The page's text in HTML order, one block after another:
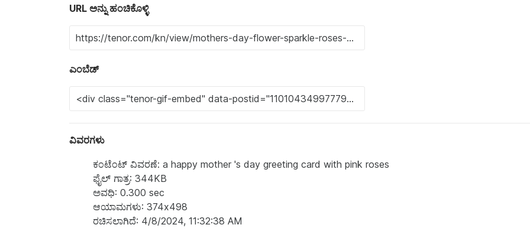
URL ಅನ್ನು ಹಂಚಿಕೊಳ್ಳಿ
ಎಂಬೆಡ್
ವಿವರಗಳು
ಕಂಟೆಂಟ್‌ ವಿವರಣೆ: a happy mother 's day greeting card with pink roses
ಫೈಲ್ ಗಾತ್ರ: 344KB
ಅವಧಿ: 0.300 sec
ಆಯಾಮಗಳು: 374x498
ರಚಿಸಲಾಗಿದೆ: 4/8/2024, 11:32:38 AM